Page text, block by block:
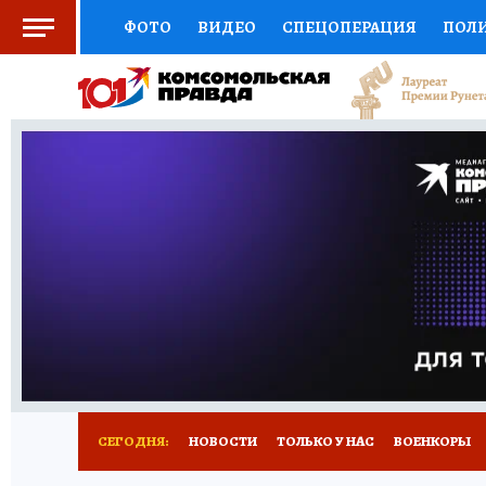
ФОТО ВИДЕО СПЕЦОПЕРАЦИЯ
СОЦПОДДЕРЖКА НАУКА СПОРТ
ВЫБОР ЭКСПЕРТОВ ДОКТОР
ПРОГНОЗЫ НА СПОРТ
НОВОЕ
СЕГОДНЯ: НОВОСТИ ТОЛЬКО У НАС ВОЕНКОРЫ